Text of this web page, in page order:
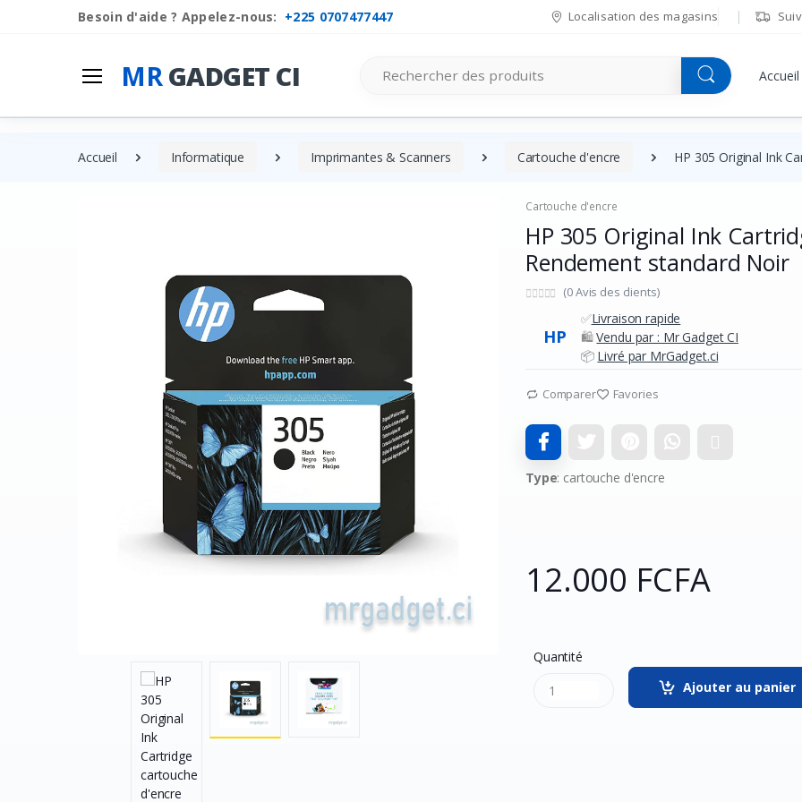
Besoin d'aide ? Appelez-nous: +225 0707477447 Localisation des magasins
MRGADGET CI Accueil
Accueil Informatique Imprimantes & Scanners Cartouche d'encre HP 305 Original Ink
Cartouche d'encre
HP 305 Original Ink
Rendement standard Noir
(0 Avis des clients)
HP
✅Livraison rapide
🛍️Vendu par : Mr Gadget CI
📦 Livré par MrGadget.ci
Comparer Favories
Type: cartouche d'encre
12.000 FCFA
Quantité
Ajouter au panier